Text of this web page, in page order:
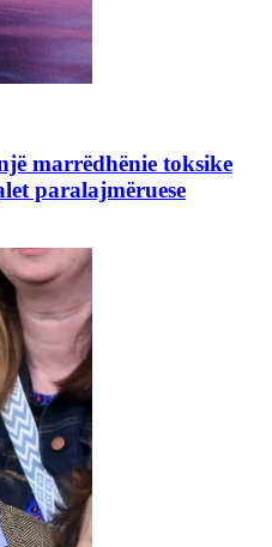
marrëdhënie toksike
paralajmëruese